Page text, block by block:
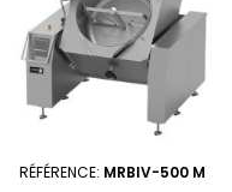
RÉFÉRENCE: MRBIV-500 M